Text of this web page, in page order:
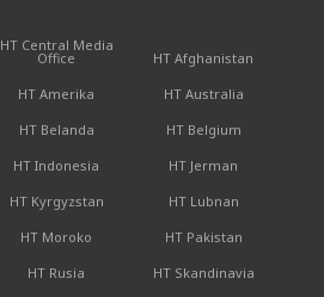
HT Central Media
Office
HT Afghanistan
HT Amerika
HT Australia
HT Belanda
HT Belgium
HT Indonesia
HT Jerman
HT Kyrgyzstan
HT Lubnan
HT Moroko
HT Pakistan
HT Rusia
HT Skandinavia